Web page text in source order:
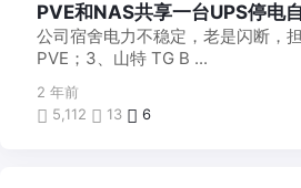
PVE和NAS共享一台UPS停电
公司宿舍电力不稳定，老是闪断，
PVE；3、山特 TG B ...
2 年前
5,112
13 6